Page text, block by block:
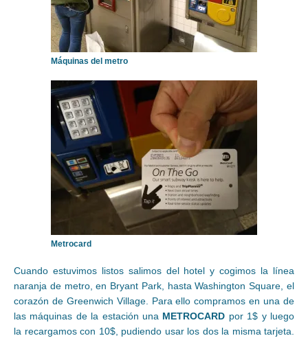
Máquinas del metro
Metrocard
Cuando estuvimos listos salimos del hotel y cogimos la línea
naranja de metro, en Bryant Park, hasta Washington Square, el
corazón de Greenwich Village. Para ello compramos en una de
las máquinas de la estación una METROCARD por 1$ y luego
la recargamos con 10$, pudiendo usar los dos la misma tarjeta.